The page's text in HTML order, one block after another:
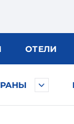
ОТЕЛИ